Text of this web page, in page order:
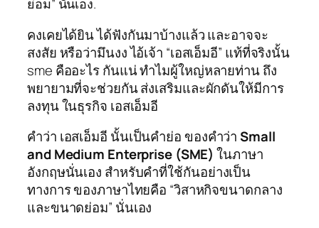
ย่อม” นั่นเอง.
คงเคยได้ยิน ได้ฟังกันมาบ้างแล้ว และอาจจะ
สงสัย หรือว่ามึนงง ไอ้เจ้า “เอสเอ็มอี” แท้ที่จริงนั้น
sme คืออะไร กันแน่ ทำไมผู้ใหญ่หลายท่าน ถึง
พยายามที่จะช่วยกัน ส่งเสริมและผักดันให้มีการ
ลงทุน ในธุรกิจ เอสเอ็มอี
คำว่า เอสเอ็มอี นั้นเป็นคำย่อ ของคำว่าSmall
and Medium Enterprise (SME) ในภาษา
อังกฤษนั่นเอง สำหรับคำที่ใช้กันอย่างเป็น
ทางการ ของภาษาไทยคือ “วิสาหกิจขนาดกลาง
และขนาดย่อม” นั่นเอง